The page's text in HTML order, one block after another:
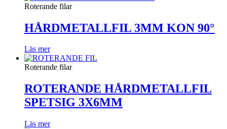
Roterande filar
HÅRDMETALLFIL 3MM KON 90°
Läs mer
Roterande filar
ROTERANDE HÅRDMETALLFIL
SPETSIG 3X6MM
Läs mer